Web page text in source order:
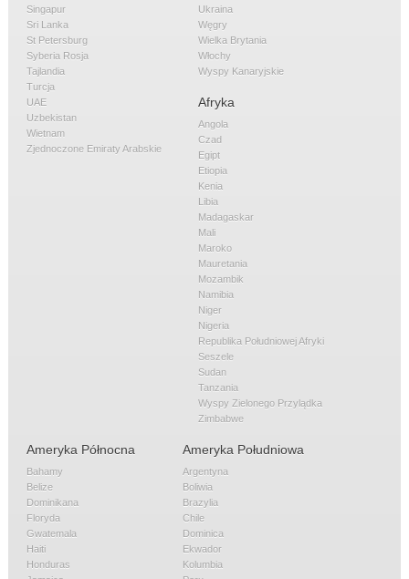
Singapur
Sri Lanka
St Petersburg
Syberia Rosja
Tajlandia
Turcja
UAE
Uzbekistan
Wietnam
Zjednoczone Emiraty Arabskie
Ukraina
Węgry
Wielka Brytania
Włochy
Wyspy Kanaryjskie
Afryka
Angola
Czad
Egipt
Etiopia
Kenia
Libia
Madagaskar
Mali
Maroko
Mauretania
Mozambik
Namibia
Niger
Nigeria
Republika Południowej Afryki
Seszele
Sudan
Tanzania
Wyspy Zielonego Przylądka
Zimbabwe
Ameryka Północna
Bahamy
Belize
Dominikana
Floryda
Gwatemala
Haiti
Honduras
Ameryka Południowa
Argentyna
Boliwia
Brazylia
Chile
Dominica
Ekwador
Kolumbia